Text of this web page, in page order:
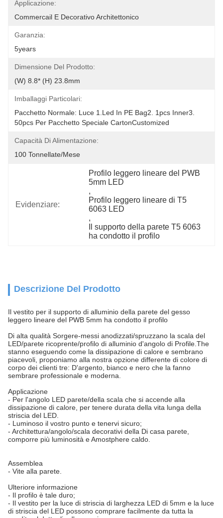
Applicazione:
Commercail E Decorativo Architettonico
Garanzia:
5years
Dimensione Del Prodotto:
(W) 8.8* (H) 23.8mm
Imballaggi Particolari:
Pacchetto Normale: Luce 1.led In PE Bag2. 1pcs Inner3.
50pcs Per Pacchetto Speciale CartonCustomized
Capacità Di Alimentazione:
100 Tonnellate/mese
Evidenziare:
Profilo leggero lineare del PWB
5mm LED
,
Profilo leggero lineare di T5
6063 LED
,
Il supporto della parete T5 6063
ha condotto il profilo
Descrizione Del Prodotto
Il vestito per il supporto di alluminio della parete del gesso
leggero lineare del PWB 5mm ha condotto il profilo
Di alta qualità Sorgere-messi anodizzati/spruzzano la scala del
LED/parete ricoprente/profilo di alluminio d'angolo di Profile.The
stanno eseguendo come la dissipazione di calore e sembrano
piacevoli, proponiamo alla nostra opzione differente di colore di
corpo dei clienti tre: D'argento, bianco e nero che la fanno
sembrare professionale e moderna.
Applicazione
- Per l'angolo LED parete/della scala che si accende alla
dissipazione di calore, per tenere durata della vita lunga della
striscia del LED.
- Luminoso il vostro punto e tenervi sicuro;
- Architettura/angolo/scala decorativi della Di casa parete,
comporre più luminosità e Amostphere caldo.
Assemblea
- Vite alla parete.
Ulteriore informazione
- Il profilo è tale duro;
- Il vestito per la luce di striscia di larghezza LED di 5mm e la luce
di striscia del LED possono comprare facilmente da tutta la